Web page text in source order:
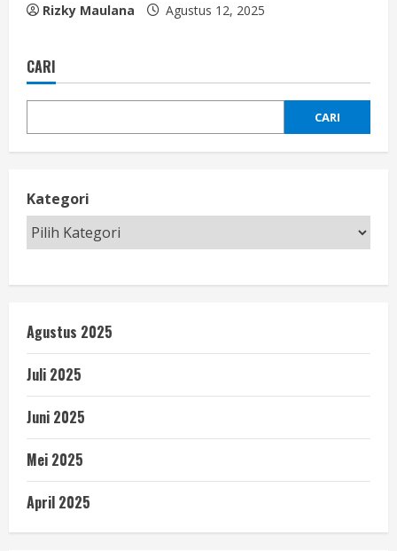
Rizky Maulana Agustus 12, 2025
CARI
CARI
Kategori
Agustus 2025
Juli 2025
Juni 2025
Mei 2025
April 2025